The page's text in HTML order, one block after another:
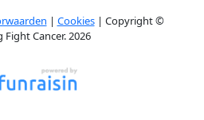
| Cookies| Copyright ©
Fight Cancer. 2026